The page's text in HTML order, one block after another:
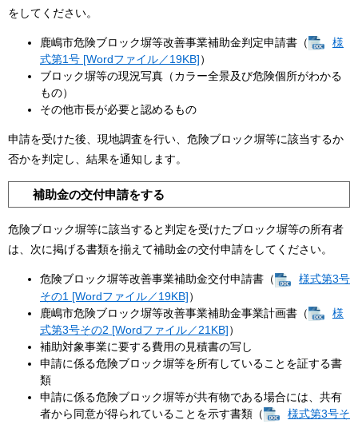
をしてください。
鹿嶋市危険ブロック塀等改善事業補助金判定申請書（
様
式第1号 [Wordファイル／19KB]）
ブロック塀等の現況写真（カラー全景及び危険個所がわかる
もの）
その他市長が必要と認めるもの
申請を受けた後、現地調査を行い、危険ブロック塀等に該当するか
否かを判定し、結果を通知します。
補助金の交付申請をする
危険ブロック塀等に該当すると判定を受けたブロック塀等の所有者
は、次に掲げる書類を揃えて補助金の交付申請をしてください。
危険ブロック塀等改善事業補助金交付申請書（
様式第3号
その1 [Wordファイル／19KB]）
鹿嶋市危険ブロック塀等改善事業補助金事業計画書（
様
式第3号その2 [Wordファイル／21KB]）
補助対象事業に要する費用の見積書の写し
申請に係る危険ブロック塀等を所有していることを証する書
類
申請に係る危険ブロック塀等が共有物である場合には、共有
者から同意が得られていることを示す書類（
様式第3号そ